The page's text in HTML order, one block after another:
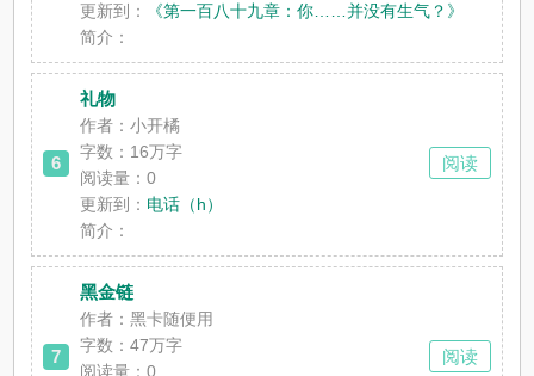
更新到：
《第一百八十九章：你……并没有生气？》
简介：
6
礼物
作者：小开橘
字数：16万字
阅读量：0
更新到： 电话（h）
简介：
阅读
7
黑金链
作者：黑卡随便用
字数：47万字
阅读量：0
阅读